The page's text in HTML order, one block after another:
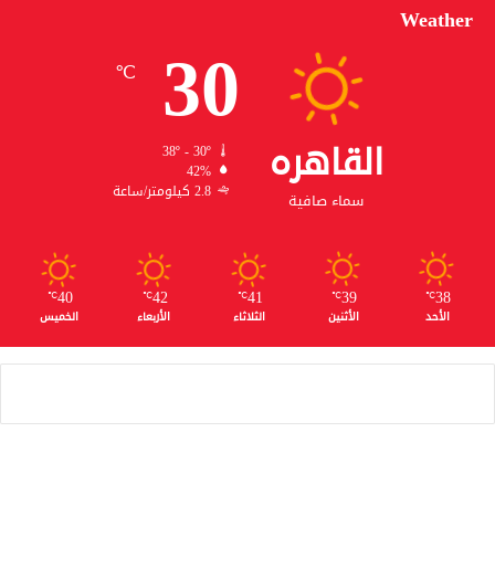
Weather
القاهره
سماء صافية
30
℃
38º - 30º
42%
2.8 كيلومتر/ساعة
38
℃
الأحد
39
℃
الأثنين
41
℃
الثلاثاء
42
℃
الأربعاء
40
℃
الخميس